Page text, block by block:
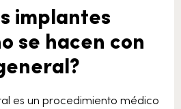
implantes
se hacen con
es un procedimiento médico